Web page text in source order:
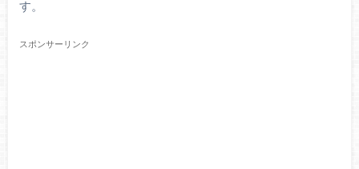
す。
スポンサーリンク